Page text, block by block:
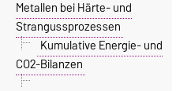
Metallen bei Härte- und
Strangussprozessen
Kumulative Energie- und
CO2-Bilanzen